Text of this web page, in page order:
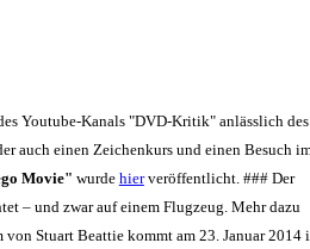
Youtube-Kanals "DVD-Kritik" anlässlich des
auch einen Zeichenkurs und einen Besuch
Movie" wurde hierveröffentlicht. ### Der
– und zwar auf einem Flugzeug. Mehr dazu
von Stuart Beattie kommt am 23. Januar 2014